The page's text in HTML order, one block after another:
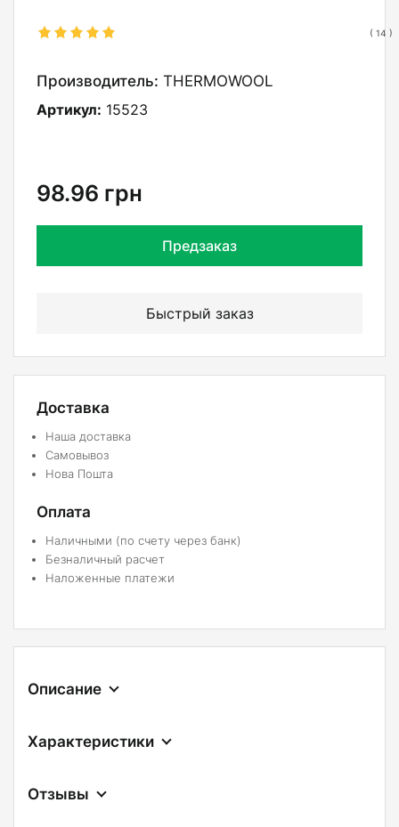
( 14 )
Производитель: THERMOWOOL
Артикул: 15523
98.96 грн
Предзаказ
Быстрый заказ
Доставка
Наша доставка
Самовывоз
Нова Пошта
Оплата
Наличными (по счету через банк)
Безналичный расчет
Наложенные платежи
Описание
Характеристики
Отзывы